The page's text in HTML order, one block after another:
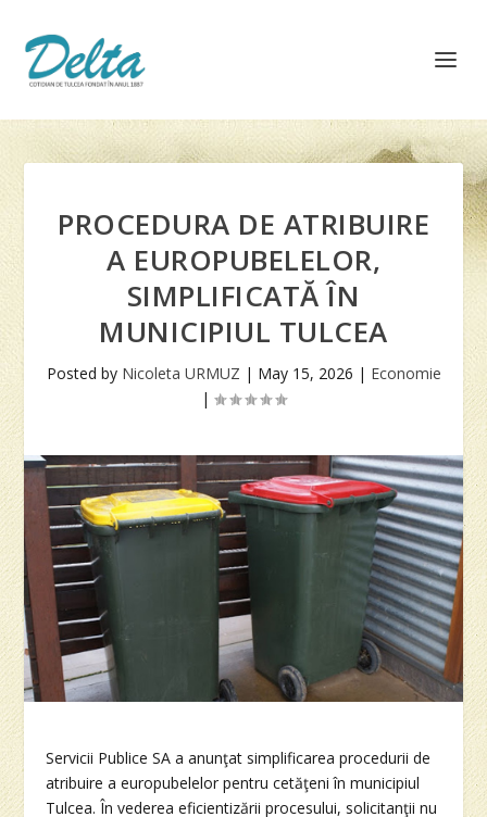
PROCEDURA DE ATRIBUIRE
A EUROPUBELELOR,
SIMPLIFICATĂ ÎN
MUNICIPIUL TULCEA
Posted by Nicoleta URMUZ | May 15, 2026 | Economie
|
Servicii Publice SA a anunţat simplificarea procedurii de
atribuire a europubelelor pentru cetăţeni în municipiul
Tulcea. În vederea eficientizării procesului, solicitanţii nu